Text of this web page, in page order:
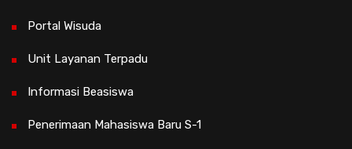
Portal Wisuda
Unit Layanan Terpadu
Informasi Beasiswa
Penerimaan Mahasiswa Baru S-1